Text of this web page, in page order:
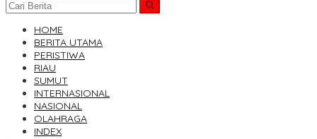
HOME
BERITA UTAMA
PERISTIWA
RIAU
SUMUT
INTERNASIONAL
NASIONAL
OLAHRAGA
INDEX